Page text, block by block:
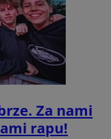
Za nami
rapu!